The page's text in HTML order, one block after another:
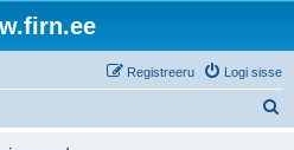
Logi sisse
Registreeru